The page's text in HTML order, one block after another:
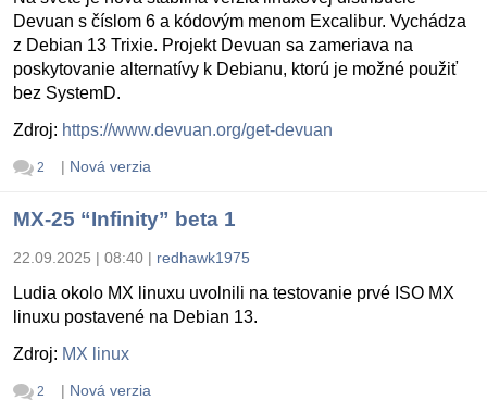
Devuan s číslom 6 a kódovým menom Excalibur. Vychádza
z Debian 13 Trixie. Projekt Devuan sa zameriava na
poskytovanie alternatívy k Debianu, ktorú je možné použiť
bez SystemD.
Zdroj: https://www.devuan.org/get-devuan
2 | Nová verzia
MX-25 “Infinity” beta 1
22.09.2025 | 08:40 | redhawk1975
Ludia okolo MX linuxu uvolnili na testovanie prvé ISO MX
linuxu postavené na Debian 13.
Zdroj: MX linux
2 | Nová verzia